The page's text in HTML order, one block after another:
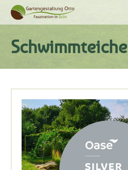
Schwimmteiche